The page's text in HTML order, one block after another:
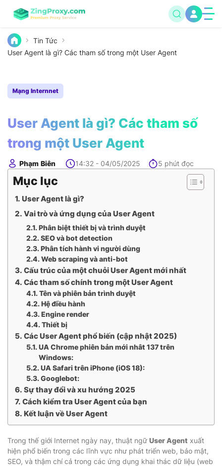
Tin Tức
User Agent là gì? Các tham số trong một User Agent
Mạng Internnet
User Agent là gì? Các tham số
trong một User Agent
Phạm Biên 14:32 - 04/05/2025 5 phút đọc
Mục lục
User Agent là gì?
Vai trò và ứng dụng của User Agent
Phân biệt thiết bị và trình duyệt
SEO và bot detection
Phân tích hành vi người dùng
Web scraping và anti-bot
Cấu trúc của một chuỗi User Agent mới nhất
Các tham số chính trong một User Agent
Tên và phiên bản trình duyệt
Hệ điều hành
Engine render
Thiết bị
Các User Agent phổ biến (cập nhật 2025)
UA Chrome phiên bản mới nhât 137 trên
Windows:
UA Safari trên iPhone (iOS 18):
Googlebot:
Sự thay đổi và xu hướng 2025
Cách kiểm tra User Agent của bạn
Kết luận về User Agent
Trong thế giới Internet ngày nay, thuật ngữ User Agent xuất
hiện phổ biến trong các lĩnh vực như phát triển web, bảo mật,
SEO, và thậm chí cả trong các ứng dụng khai thác dữ liệu (web